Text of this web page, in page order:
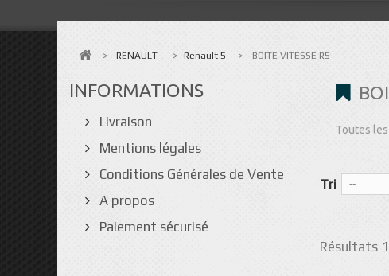
> RENAULT- > Renault 5 > BOITE VITESSE R5
INFORMATIONS
Livraison
Mentions légales
Conditions Générales de Vente
A propos
Paiement sécurisé
Toutes
Tri --
Résultats